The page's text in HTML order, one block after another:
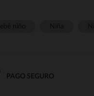
PAGO SEGURO